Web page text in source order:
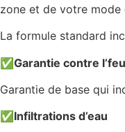
zone et de votre mode
La formule standard
✅Garantie contre l’feu
Garantie de base qui
✅ Infiltrations d’eau